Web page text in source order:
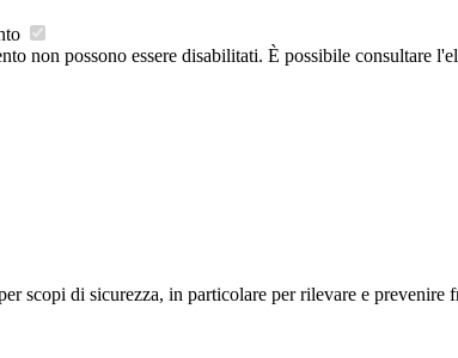
non possono essere disabilitati. È possibile consultare
scopi di sicurezza, in particolare per rilevare e